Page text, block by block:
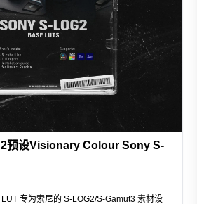
预设Visionary Colour Sony S-
专为索尼的 S-LOG2/S-Gamut3 素材设